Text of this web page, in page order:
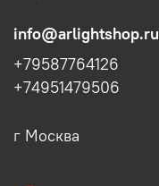
info@arlightshop.ru
+79587764126
+74951479506
г Москва